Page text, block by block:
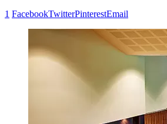
1 FacebookTwitterPinterestEmail